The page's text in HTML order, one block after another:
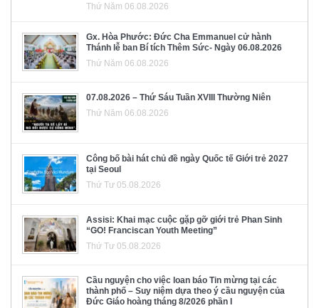
Thứ Năm 06.08.2026
Gx. Hòa Phước: Đức Cha Emmanuel cử hành
Thánh lễ ban Bí tích Thêm Sức- Ngày 06.08.2026
Thứ Năm 06.08.2026
07.08.2026 – Thứ Sáu Tuần XVIII Thường Niên
Thứ Năm 06.08.2026
Công bố bài hát chủ đề ngày Quốc tế Giới trẻ 2027
tại Seoul
Thứ Tư 05.08.2026
Assisi: Khai mạc cuộc gặp gỡ giới trẻ Phan Sinh
“GO! Franciscan Youth Meeting”
Thứ Tư 05.08.2026
Cầu nguyện cho việc loan báo Tin mừng tại các
thành phố – Suy niệm dựa theo ý cầu nguyện của
Đức Giáo hoàng tháng 8/2026 phần I